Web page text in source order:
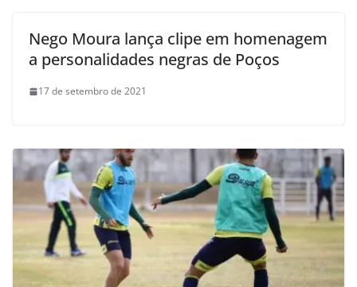
Nego Moura lança clipe em homenagem
a personalidades negras de Poços
17 de setembro de 2021